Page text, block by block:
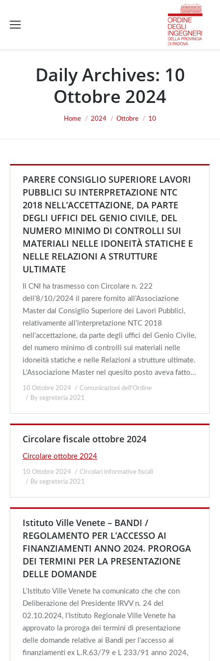
Daily Archives: 10
Ottobre 2024
Home 2024 Ottobre 10
PARERE CONSIGLIO SUPERIORE LAVORI
PUBBLICI SU INTERPRETAZIONE NTC
2018 NELL’ACCETTAZIONE, DA PARTE
DEGLI UFFICI DEL GENIO CIVILE, DEL
NUMERO MINIMO DI CONTROLLI SUI
MATERIALI NELLE IDONEITÀ STATICHE E
NELLE RELAZIONI A STRUTTURE
ULTIMATE
Il CNI ha trasmesso con Circolare n. 222
dell’8/10/2024 il parere fornito all’Associazione
Master dal Consiglio Superiore dei Lavori Pubblici,
relativamente all’interpretazione NTC 2018
nell’accettazione, da parte degli uffici del Genio Civile,
del numero minimo di controlli sui materiali nelle
idoneità statiche e nelle Relazioni a strutture ultimate.
L’Associazione Master nel quesito posto aveva fatto…
10 Ottobre 2024
Comunicazioni dell'Ordine
By segreteria 2021
Circolare fiscale ottobre 2024
Circolare ottobre 2024
10 Ottobre 2024
Circolari informative fiscali
By segreteria 2021
Istituto Ville Venete – BANDI /
REGOLAMENTO PER L’ACCESSO AI
FINANZIAMENTI ANNO 2024. PROROGA
DEI TERMINI PER LA PRESENTAZIONE
DELLE DOMANDE
L’Istituto Ville Venete ha comunicato che che con
Deliberazione del Presidente IRVV n. 24 del
02.10.2024, l’Istituto Regionale Ville Venete ha
approvato la proroga dei termini di presentazione
delle domande relative ai Bandi per l’accesso ai
finanziamenti ex L.R.63/79 e L 233/91 anno 2024,